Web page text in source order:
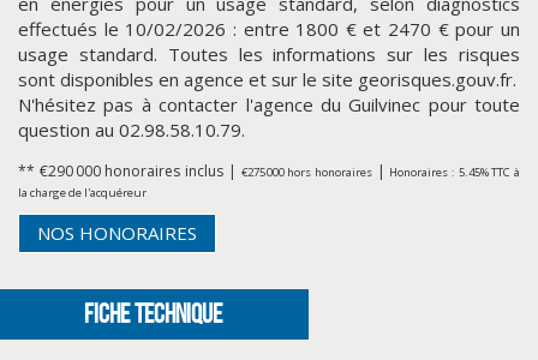
effectués le 10/02/2026 : entre 1800 € et 2470 € pour un
usage standard. Toutes les informations sur les risques
sont disponibles en agence et sur le site georisques.gouv.fr.
N'hésitez pas à contacter l'agence du Guilvinec pour toute
question au 02.98.58.10.79.
** €290 000 honoraires inclus | €275 000 hors honoraires| Honoraires : 5.45% TTC à
la charge de l'acquéreur
NOS HONORAIRES
FICHE TECHNIQUE